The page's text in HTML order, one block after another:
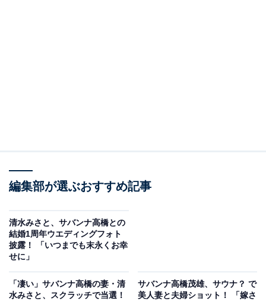
編集部が選ぶおすすめ記事
清水みさと、サバンナ高橋との
結婚1周年ウエディングフォト
披露！ 「いつまでも末永くお幸
せに」
「凄い」サバンナ高橋の妻・清
水みさと、スクラッチで当選！
サバンナ高橋茂雄、サウナ？ で
美人妻と夫婦ショット！ 「嫁さ